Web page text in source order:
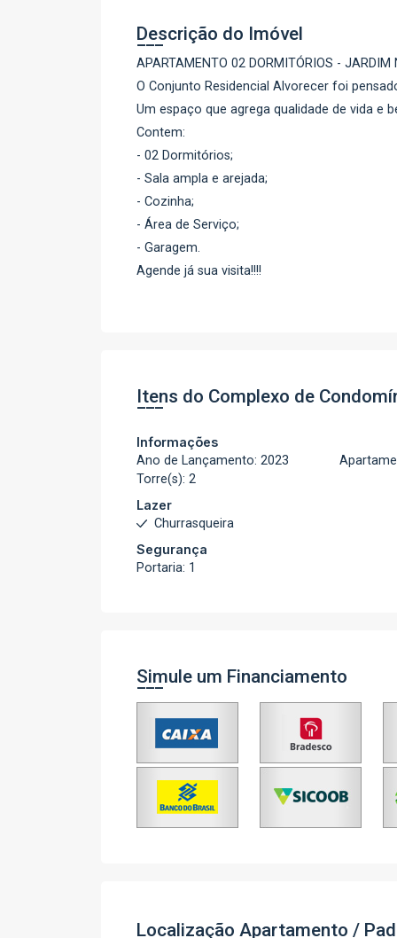
Descrição do Imóvel
APARTAMENTO 02 DORMITÓRIOS -
O Conjunto Residencial Alvorecer foi
Um espaço que agrega qualidade de vida e
Contem:
- 02 Dormitórios;
- Sala ampla e arejada;
- Cozinha;
- Área de Serviço;
- Garagem.
Agende já sua visita!!!!
Itens do Complexo de
Informações
Ano de Lançamento: 2023
Torre(s): 2
Lazer
Churrasqueira
Segurança
Portaria: 1
Simule um Financiamento
Localização Apartamento /